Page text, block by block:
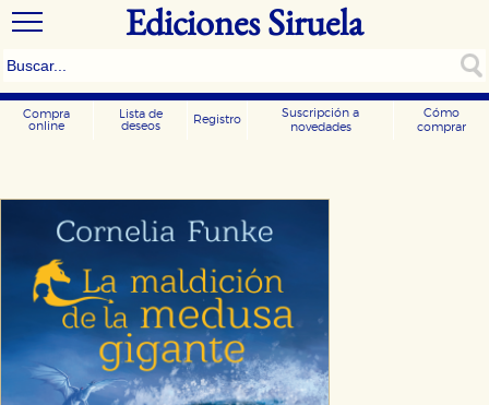
Ediciones Siruela
Compra
online
Lista de
deseos
Registro
Suscripción a
novedades
Cómo
comprar